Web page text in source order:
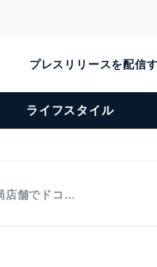
プレスリリースを配信
ライフスタイル
店舗でドコ…